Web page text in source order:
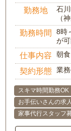
勤務地
石
（
勤務時間
8時
が
仕事内容 朝
契約形態 業
スキマ時間勤務OK
お手伝いさんの求人
家事代行スタッフ